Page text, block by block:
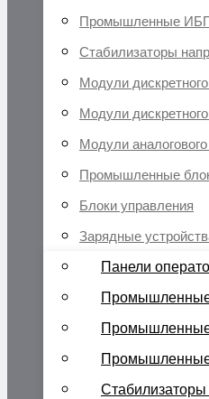
Промышленные
Стабилизаторы
Модули
Модули
Модули
Промышленные
Блоки управления
Зарядные
Панели